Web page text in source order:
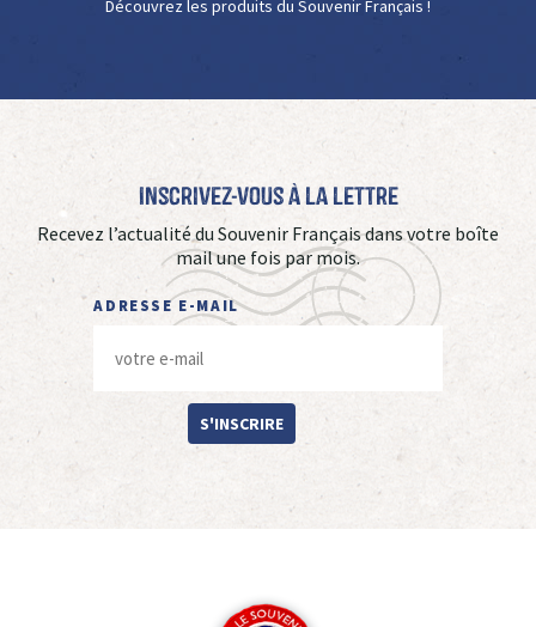
Découvrez les produits du Souvenir Français !
Inscrivez-vous à La Lettre
Recevez l’actualité du Souvenir Français dans votre boîte
mail une fois par mois.
ADRESSE E-MAIL
S'INSCRIRE